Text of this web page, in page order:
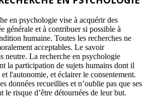
en psychologie vise à acquérir des
générale et à contribuer si possible à
humaine. Toutes les recherches ne
acceptables. Le savoir
neutre. La recherche en psychologie
la participation de sujets humains dont il
l'autonomie, et éclairer le consentement.
données recueillies et n’oublie pas que ses
le risque d’être détournées de leur but.